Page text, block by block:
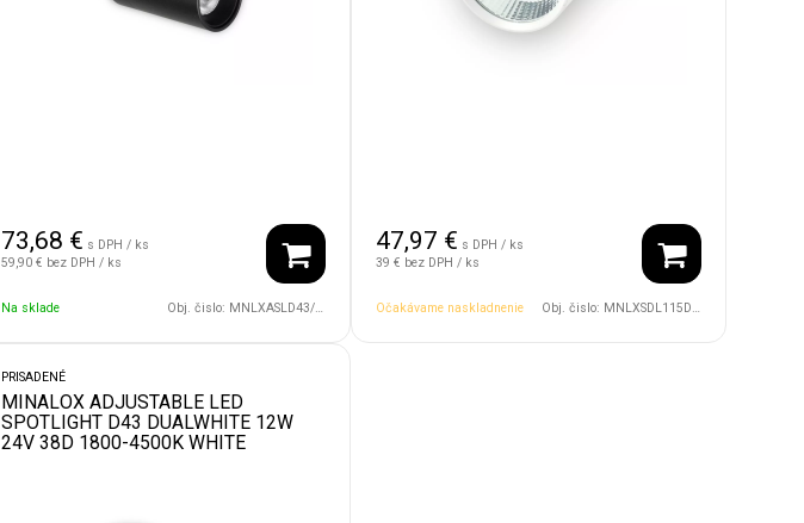
73,68 € s DPH / ks
59,90 € bez DPH / ks
Na sklade Obj. čislo: MNLXASLD43/12W/24V/38D/1800/4500/BK
47,97 € s DPH / ks
39 € bez DPH / ks
Očakávame naskladnenie Obj. čislo: MNLXSDL115D75/8W/24V/30D/2000/6000/WH
PRISADENÉ
MINALOX ADJUSTABLE LED
SPOTLIGHT D43 DUALWHITE 12W
24V 38D 1800-4500K WHITE